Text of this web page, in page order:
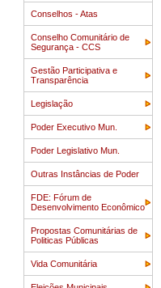
Conselhos - Atas
Conselho Comunitário de
Segurança - CCS
Gestão Participativa e
Transparência
Legislação
Poder Executivo Mun.
Poder Legislativo Mun.
Outras Instâncias de Poder
FDE: Fórum de
Desenvolvimento Econômico
Propostas Comunitárias de
Politicas Públicas
Vida Comunitária